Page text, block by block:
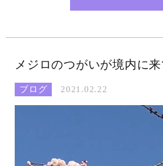
メジロのつがいが境内に
ブログ 2021.02.22